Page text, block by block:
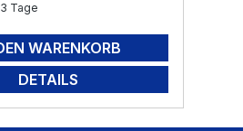
Tage
WARENKORB
DETAILS